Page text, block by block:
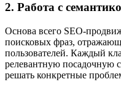
2. Работа с
Основа всего SEO-
поисковых фраз,
пользователей. Каждый
релевантную посадочную
решать конкретные